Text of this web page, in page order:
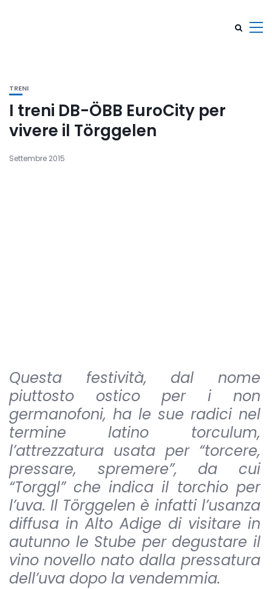
TRENI
I treni DB-ÖBB EuroCity per
vivere il Törggelen
Settembre 2015
Questa festività, dal nome
piuttosto ostico per i non
germanofoni, ha le sue radici nel
termine latino torculum,
l’attrezzatura usata per “torcere,
pressare, spremere”, da cui
“Torggl” che indica il torchio per
l’uva. Il Törggelen è infatti l’usanza
diffusa in Alto Adige di visitare in
autunno le Stube per degustare il
vino novello nato dalla pressatura
dell’uva dopo la vendemmia.